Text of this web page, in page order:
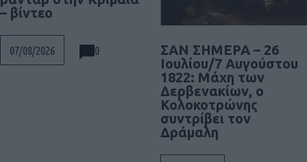
– βίντεο
07/08/2026 0
ΣΑΝ ΣΗΜΕΡΑ – 26
Ιουλίου/7 Αυγούστου
1822: Μάχη των
Δερβενακίων, ο
Κολοκοτρώνης
συντρίβει τον
Δράμαλη